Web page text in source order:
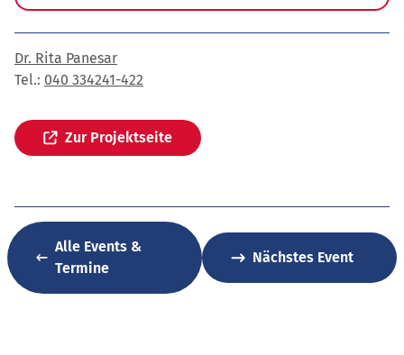
Dr. Rita Panesar
Tel.: 040 334241-422
Zur Projektseite
Alle Events &
Termine
Nächstes Event